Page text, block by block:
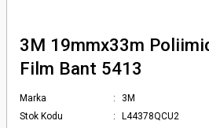
3M 19mmx33m
Film Bant 5413
Marka
3M
Stok Kodu
L44378QCU2